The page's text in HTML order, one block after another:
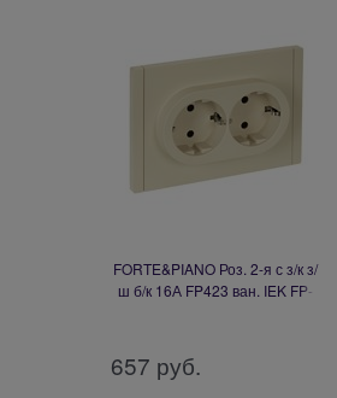
FORTE&PIANO Роз. 2-я с з/к з/
ш б/к 16А FP423 ван. IEK FP-
657 руб.